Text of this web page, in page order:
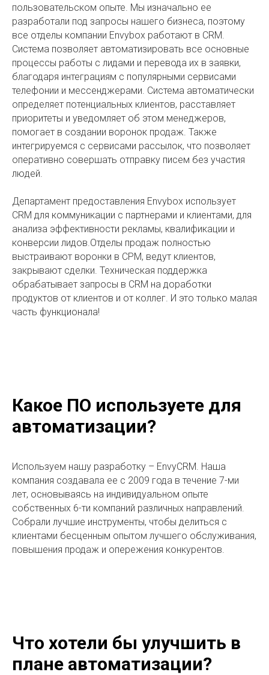
пользовательском опыте. Мы изначально ее
разработали под запросы нашего бизнеса, поэтому
все отделы компании Envybox работают в CRM.
Система позволяет автоматизировать все основные
процессы работы с лидами и перевода их в заявки,
благодаря интеграциям с популярными сервисами
телефонии и мессенджерами. Система автоматически
определяет потенциальных клиентов, расставляет
приоритеты и уведомляет об этом менеджеров,
помогает в создании воронок продаж. Также
интегрируемся с сервисами рассылок, что позволяет
оперативно совершать отправку писем без участия
людей.
Департамент предоставления Envybox использует
CRM для коммуникации с партнерами и клиентами, для
анализа эффективности рекламы, квалификации и
конверсии лидов.Отделы продаж полностью
выстраивают воронки в СРМ, ведут клиентов,
закрывают сделки. Техническая поддержка
обрабатывает запросы в CRM на доработки
продуктов от клиентов и от коллег. И это только малая
часть функционала!
Какое ПО используете для
автоматизации?
Используем нашу разработку – EnvyCRM. Наша
компания создавала ее с 2009 года в течение 7-ми
лет, основываясь на индивидуальном опыте
собственных 6-ти компаний различных направлений.
Собрали лучшие инструменты, чтобы делиться с
клиентами бесценным опытом лучшего обслуживания,
повышения продаж и опережения конкурентов.
Что хотели бы улучшить в
плане автоматизации?